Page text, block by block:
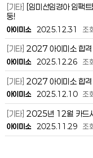
[기타] [임미선임경아 임팩
둥!
아이미소 2025.12.31 조
[기타] 2027 아이미소 합격
아이미소 2025.12.26 조
[기타] 2027 아이미소 합격
아이미소 2025.12.10 조
[기타] 2025년 12월 카드
아이미소 2025.11.29 조